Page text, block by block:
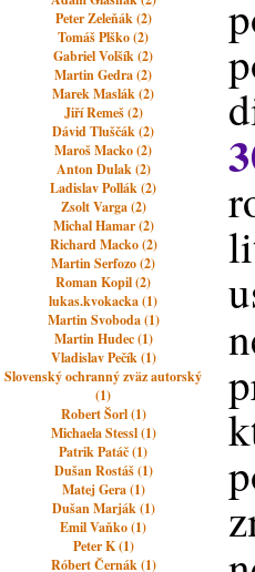
Peter Zeleňák (2)
Tomáš Plško (2)
Gabriel Volšík (2)
Martin Gedra (2)
Marek Maslák (2)
Jiří Remeš (2)
Dávid Tluščák (2)
Maroš Macko (2)
Anton Dulak (2)
Ladislav Pollák (2)
Zsolt Varga (2)
Michal Hamar (2)
Richard Macko (2)
Martin Serfozo (2)
Roman Kopil (2)
lukas.kvokacka (1)
Martin Svoboda (1)
Martin Hudec (1)
Vladislav Pečík (1)
Slovenský ochranný zväz autorský
(1)
Robert Šorl (1)
Michaela Stessl (1)
Patrik Patáč (1)
Dušan Rostáš (1)
Matej Gera (1)
Dušan Marják (1)
Emil Vaňko (1)
Peter K (1)
Róbert Černák (1)